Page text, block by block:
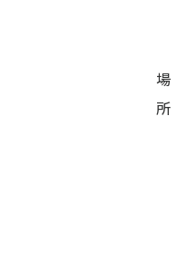
場
所